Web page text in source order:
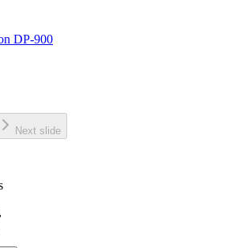
DP‑900
Next slide